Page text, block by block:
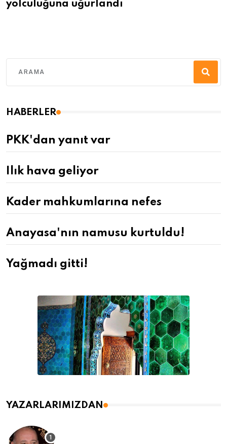
yolculuğuna uğurlandı
HABERLER
PKK'dan yanıt var
Ilık hava geliyor
Kader mahkumlarına nefes
Anayasa'nın namusu kurtuldu!
Yağmadı gitti!
YAZARLARIMIZDAN